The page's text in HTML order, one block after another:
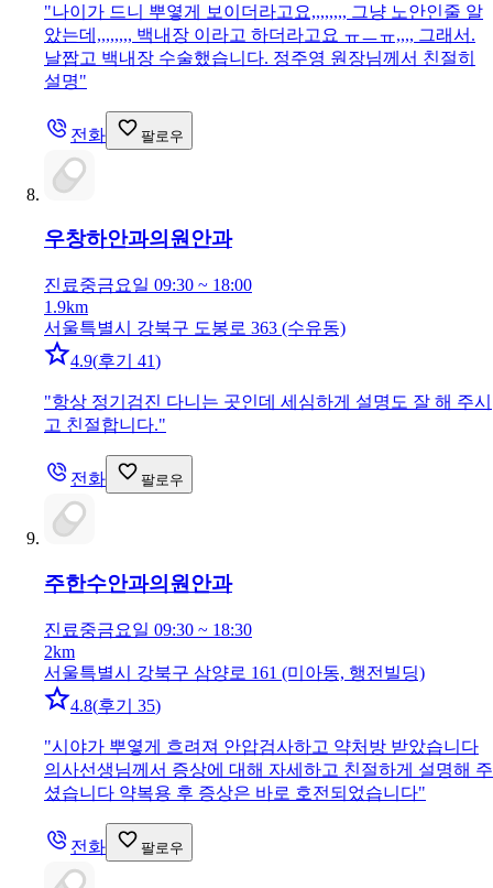
"나이가 드니 뿌옇게 보이더라고요,,,,,,,, 그냥 노안인줄 알
았는데,,,,,,,, 백내장 이라고 하더라고요 ㅠㅡㅠ,,,, 그래서.
날짭고 백내장 수술했습니다. 정주영 원장님께서 친절히
설명"
전화 팔로우
우창하안과의원안과
진료중금요일 09:30 ~ 18:00
1.9km
서울특별시 강북구 도봉로 363 (수유동)
4.9(후기 41)
"항상 정기검진 다니는 곳인데 세심하게 설명도 잘 해 주시
고 친절합니다."
전화 팔로우
주한수안과의원 안과
진료중금요일 09:30 ~ 18:30
2km
서울특별시 강북구 삼양로 161 (미아동, 행전빌딩)
4.8(후기 35)
"시야가 뿌옇게 흐려져 안압검사하고 약처방 받았습니다
의사선생님께서 증상에 대해 자세하고 친절하게 설명해 주
셨습니다 약복용 후 증상은 바로 호전되었습니다"
전화 팔로우